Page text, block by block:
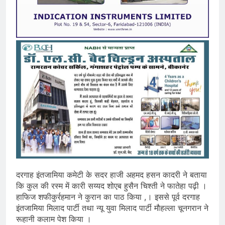
दरगाह इंतजामिया कमेटी के सदर हाजी अहमद हसन कादरी ने बताया
कि कुल की रस्म में कारी सय्यद शोएब हुसैन चिश्ती ने फातेहा पढ़ी ।
हाफिज शफीकुर्रहमान ने कुरान का पाठ किया ,। इससे पूर्व दरगाह
इंतजामिया मिलाद पार्टी तथा न्यू युवा मिलाद पार्टी मौहल्ला चूनगरान ने
रूहानी कलाम पेश किया ।